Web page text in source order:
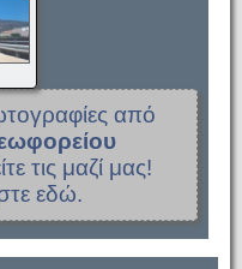
από
τις μαζί μας!
εδώ.